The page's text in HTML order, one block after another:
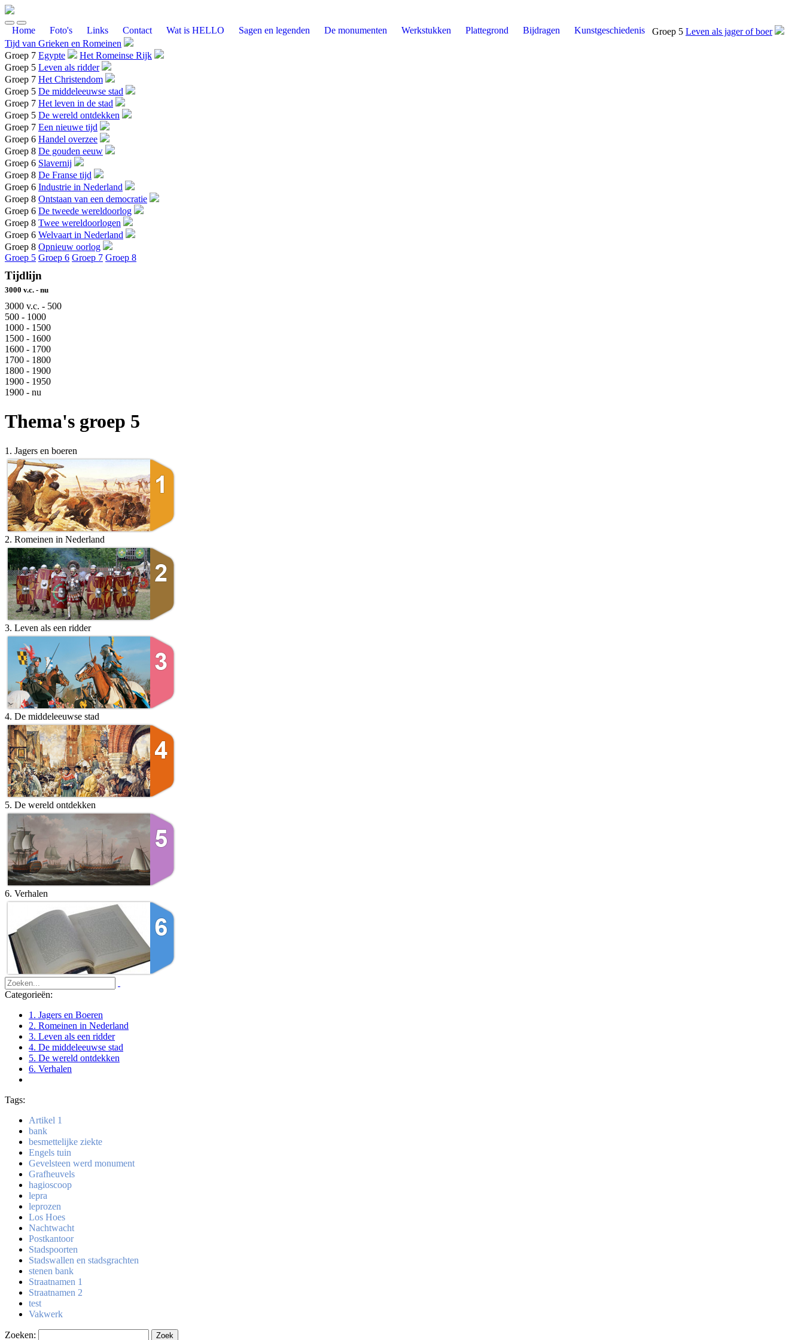
Home Foto's Links Contact Wat is HELLO Sagen en legenden De monumenten Werkstukken Plattegrond Bijdragen Kunstgeschiedenis Groep 5 Leven als jager of boer
Tijd van Grieken en Romeinen
Groep 7 Egypte
Het Romeinse Rijk
Groep 5 Leven als ridder
Groep 7 Het Christendom
Groep 5 De middeleeuwse stad
Groep 7 Het leven in de stad
Groep 5 De wereld ontdekken
Groep 7 Een nieuwe tijd
Groep 6 Handel overzee
Groep 8 De gouden eeuw
Groep 6 Slavernij
Groep 8 De Franse tijd
Groep 6 Industrie in Nederland
Groep 8 Ontstaan van een democratie
Groep 6 De tweede wereldoorlog
Groep 8 Twee wereldoorlogen
Groep 6 Welvaart in Nederland
Groep 8 Opnieuw oorlog
Groep 5 Groep 6 Groep 7 Groep 8
Tijdlijn
3000 v.c. - nu
3000 v.c. - 500
500 - 1000
1000 - 1500
1500 - 1600
1600 - 1700
1700 - 1800
1800 - 1900
1900 - 1950
1900 - nu
Thema's groep 5
1. Jagers en boeren
2. Romeinen in Nederland
3. Leven als een ridder
4. De middeleeuwse stad
5. De wereld ontdekken
6. Verhalen
Categorieën:
1. Jagers en Boeren
2. Romeinen in Nederland
3. Leven als een ridder
4. De middeleeuwse stad
5. De wereld ontdekken
6. Verhalen
Tags:
Artikel 1
bank
besmettelijke ziekte
Engels tuin
Gevelsteen werd monument
Grafheuvels
hagioscoop
lepra
leprozen
Los Hoes
Nachtwacht
Postkantoor
Stadspoorten
Stadswallen en stadsgrachten
stenen bank
Straatnamen 1
Straatnamen 2
test
Vakwerk
Zoeken: